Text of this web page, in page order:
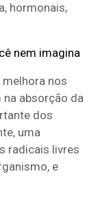
hormonais,
nem imagina
nos
na absorção da
dos
uma
radicais livres
e